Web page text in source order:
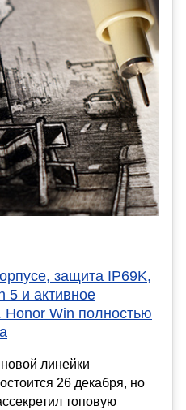
защита IP69K,
5 и активное
Win полностью
линейки
26 декабря, но
топовую